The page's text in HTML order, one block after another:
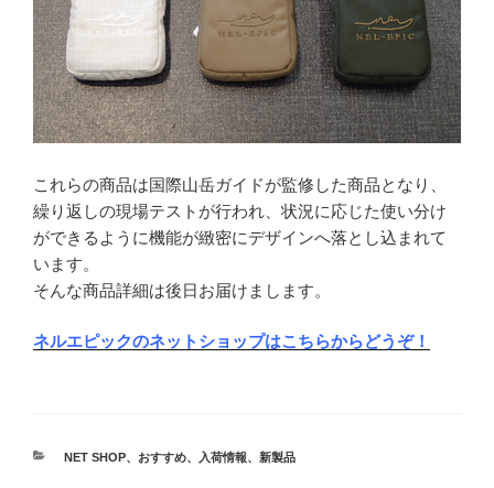
これらの商品は国際山岳ガイドが監修した商品となり、
繰り返しの現場テストが行われ、状況に応じた使い分け
ができるように機能が緻密にデザインへ落とし込まれて
います。
そんな商品詳細は後日お届けまします。
ネルエピックのネットショップはこちらからどうぞ！
カ
NET SHOP、 おすすめ、 入荷情報、 新製品